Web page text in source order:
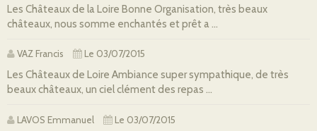
Les Châteaux de la Loire Bonne Organisation, très beaux
châteaux, nous somme enchantés et prêt a ...
VAZ Francis Le 03/07/2015
Les Châteaux de Loire Ambiance super sympathique, de très
beaux châteaux, un ciel clément des repas ...
LAVOS Emmanuel Le 03/07/2015